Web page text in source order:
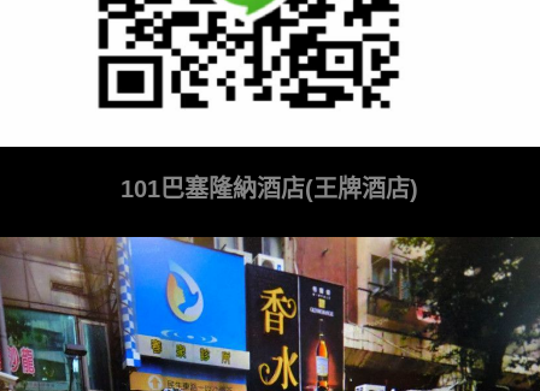
101巴塞隆納酒店(王牌酒店)